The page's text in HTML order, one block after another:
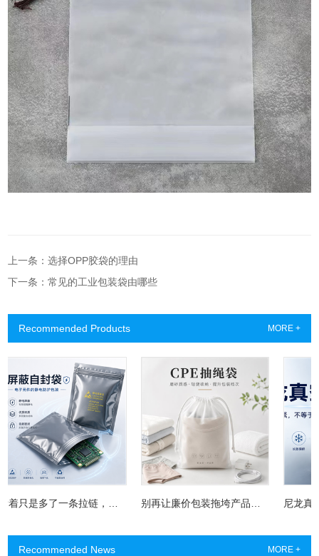
上一条：选择OPP胶袋的理由
下一条：常见的工业包装袋由哪些
Recommended Products MORE +
看着只是多了一条拉链，为什么屏蔽自封袋成了电子厂的“保险柜”？ 别再让廉价包装拖垮产品质感：CPE抽绳袋为什么成了服装与3C品牌的新宠？
Recommended News MORE +